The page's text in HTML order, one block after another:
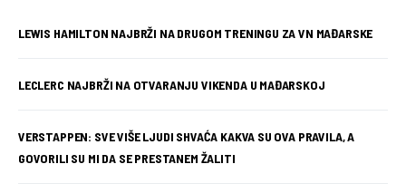
LEWIS HAMILTON NAJBRŽI NA DRUGOM TRENINGU ZA VN MAĐARSKE
LECLERC NAJBRŽI NA OTVARANJU VIKENDA U MAĐARSKOJ
VERSTAPPEN: SVE VIŠE LJUDI SHVAĆA KAKVA SU OVA PRAVILA, A
GOVORILI SU MI DA SE PRESTANEM ŽALITI